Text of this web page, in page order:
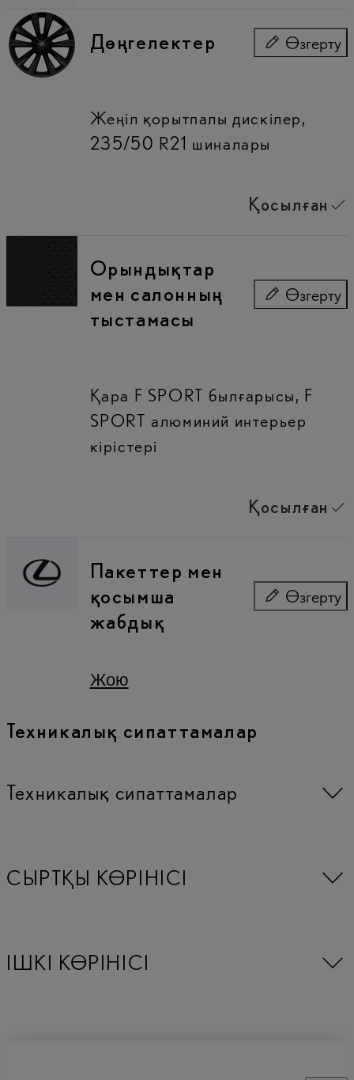
Дөңгелектер Өзгерту
Дөңгелектер
Жеңіл қорытпалы дискілер,
235/50 R21 шиналары
Қосылған
Орындықтар
мен салонның
тыстамасы
Өзгерту
Орындықтар
Қара F SPORT былғарысы, F
SPORT алюминий интерьер
кірістері
Қосылған
Пакеттер мен
қосымша
жабдық
Өзгерту
Пакеттер
Жою
Техникалық сипаттамалар
Техникалық сипаттамалар
СЫРТҚЫ КӨРІНІСІ
ІШКІ КӨРІНІСІ